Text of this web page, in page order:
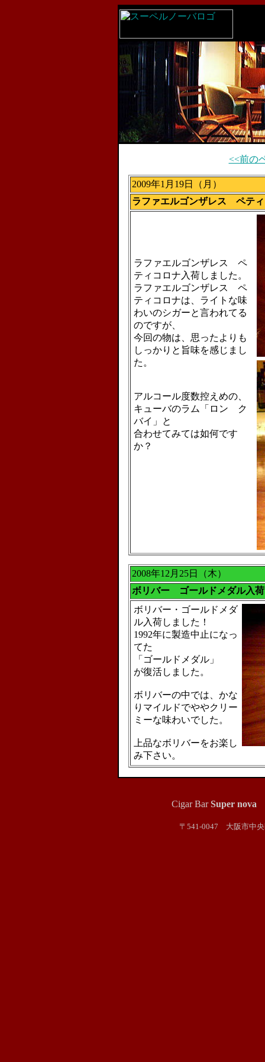
<<前の
2009年1月19日（月）
ラファエルゴンザレス ペテ
ラファエルゴンザレス ペ
ティコロナ入荷しました。
ラファエルゴンザレス ペ
ティコロナは、ライトな味
わいのシガーと言われてる
のですが、
今回の物は、思ったよりも
しっかりと旨味を感じまし
た。
アルコール度数控えめの、
キューバのラム「ロン ク
バイ」と
合わせてみては如何です
か？
2008年12月25日（木）
ボリバー ゴールドメダル入
ボリバー・ゴールドメダ
ル入荷しました！
1992年に製造中止になっ
てた
「ゴールドメダル」
が復活しました。
ボリバーの中では、かな
りマイルドでややクリー
ミーな味わいでした。
上品なボリバーをお楽し
み下さい。
Cigar BarSuper nova
〒541-0047 大阪市中